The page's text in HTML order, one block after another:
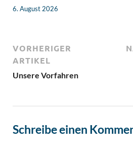
6. August 2026
VORHERIGER
ARTIKEL
Unsere Vorfahren
Schreibe einen